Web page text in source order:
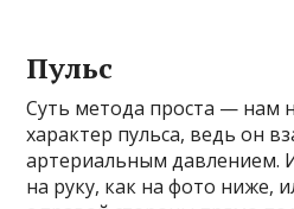
Пульс
Суть метода проста — нам
характер пульса, ведь он
артериальным давлением.
на руку, как на фото ниже,